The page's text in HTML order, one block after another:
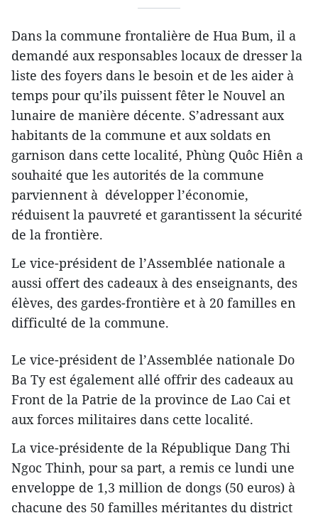
Dans la commune frontalière de Hua Bum, il a
demandé aux responsables locaux de dresser la
liste des foyers dans le besoin et de les aider à
temps pour qu’ils puissent fêter le Nouvel an
lunaire de manière décente. S’adressant aux
habitants de la commune et aux soldats en
garnison dans cette localité, Phùng Quôc Hiên a
souhaité que les autorités de la commune
parviennent à développer l’économie,
réduisent la pauvreté et garantissent la sécurité
de la frontière.
Le vice-président de l’Assemblée nationale a
aussi offert des cadeaux à des enseignants, des
élèves, des gardes-frontière et à 20 familles en
difficulté de la commune.
Le vice-président de l’Assemblée nationale Do
Ba Ty est également allé offrir des cadeaux au
Front de la Patrie de la province de Lao Cai et
aux forces militaires dans cette localité.
La vice-présidente de la République Dang Thi
Ngoc Thinh, pour sa part, a remis ce lundi une
enveloppe de 1,3 million de dongs (50 euros) à
chacune des 50 familles méritantes du district